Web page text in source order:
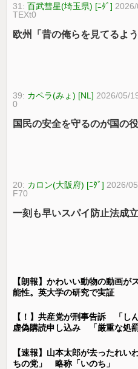
31:百武彗星(埼玉県) [ﾆﾀﾞ]
TEXt0
欧州「昔の俺らを見てるよ
39: カペラ(みょ) [NL] 2026/05/
0
国民の安全を守るのが国の
20: カロン(大阪府) [ﾆﾀﾞ] 2026/
F70
一刻も早いスパイ防止法成
【朗報】かわいい動物の動画
能性。英大学の研究で実証
【！】共産党が刑事告訴 「し
虚偽購読申し込み 「厳重な処罰
【速報】山本太郎が去ったれ
ちの党」 略称「いのち」